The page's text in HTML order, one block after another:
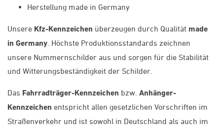
Herstellung made in Germany
Unsere Kfz-Kennzeichen überzeugen durch Qualität made
in Germany . Höchste Produktionsstandards zeichnen
unsere Nummernschilder aus und sorgen für die Stabilität
und Witterungsbeständigkeit der Schilder.
Das Fahrradträger-Kennzeichen bzw. Anhänger-
Kennzeichen entspricht allen gesetzlichen Vorschriften im
Straßenverkehr und ist sowohl in Deutschland als auch im